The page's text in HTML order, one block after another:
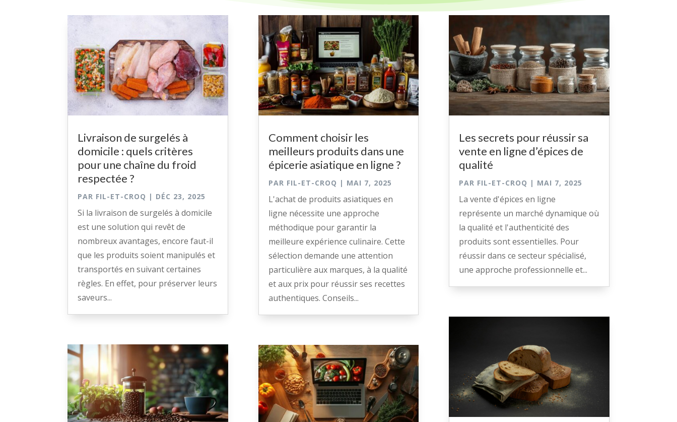
Livraison de surgelés à
domicile : quels critères
pour une chaîne du froid
respectée ?
PAR FIL-ET-CROQ | DÉC 23, 2025
Si la livraison de surgelés à domicile
est une solution qui revêt de
nombreux avantages, encore faut-il
que les produits soient manipulés et
transportés en suivant certaines
règles. En effet, pour préserver leurs
saveurs...
Comment choisir les
meilleurs produits dans une
épicerie asiatique en ligne ?
PAR FIL-ET-CROQ | MAI 7, 2025
L'achat de produits asiatiques en
ligne nécessite une approche
méthodique pour garantir la
meilleure expérience culinaire. Cette
sélection demande une attention
particulière aux marques, à la qualité
et aux prix pour réussir ses recettes
authentiques. Conseils...
Les secrets pour réussir sa
vente en ligne d’épices de
qualité
PAR FIL-ET-CROQ | MAI 7, 2025
La vente d'épices en ligne
représente un marché dynamique où
la qualité et l'authenticité des
produits sont essentielles. Pour
réussir dans ce secteur spécialisé,
une approche professionnelle et...